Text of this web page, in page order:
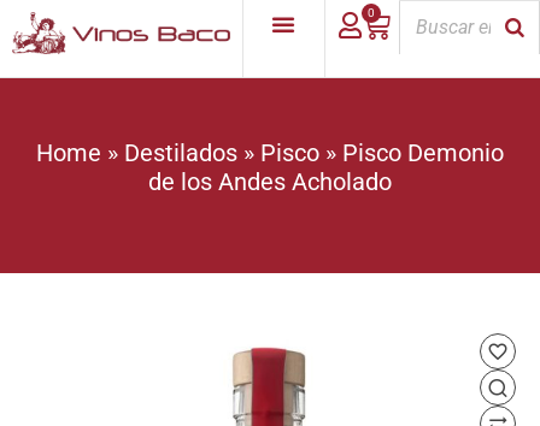
0
Home » Destilados » Pisco » Pisco Demonio
de los Andes Acholado